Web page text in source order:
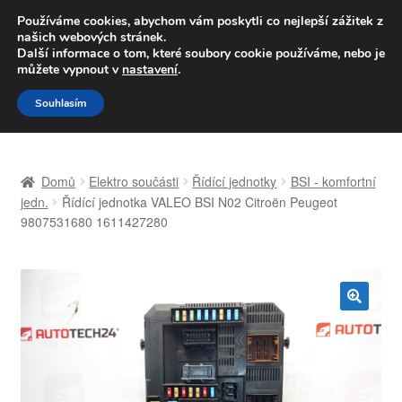
DOPRAVA od 139,-Kč
Volejte po-pá 9-16 704 494 494
Přeskočit
na
navigaci
Přejít
k
obsahu
Celosvětová doprava
Košík
Domů Elektro součásti Řídící jednotky
BSI - komfortní
jedn.
Řídící jednotka VALEO BSI N02 Citroën Peugeot
9807531680 1611427280
🔍
Používáme cookies, abychom vám poskytli co nejlepší zážitek z
našich webových stránek.
Další informace o tom, které soubory cookie používáme, nebo je
můžete vypnout v nastavení.
Souhlasím